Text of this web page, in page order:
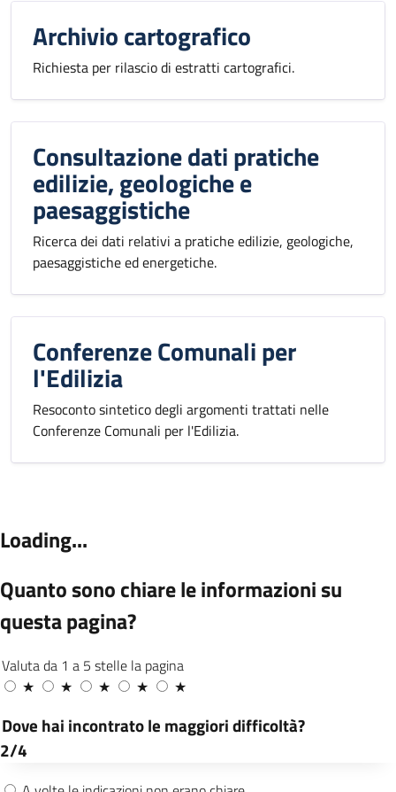
Archivio cartografico
Richiesta per rilascio di estratti cartografici.
Consultazione dati pratiche
edilizie, geologiche e
paesaggistiche
Ricerca dei dati relativi a pratiche edilizie, geologiche,
paesaggistiche ed energetiche.
Conferenze Comunali per
l'Edilizia
Resoconto sintetico degli argomenti trattati nelle
Conferenze Comunali per l'Edilizia.